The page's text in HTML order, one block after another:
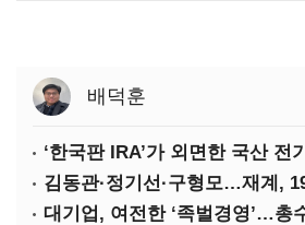
배덕훈